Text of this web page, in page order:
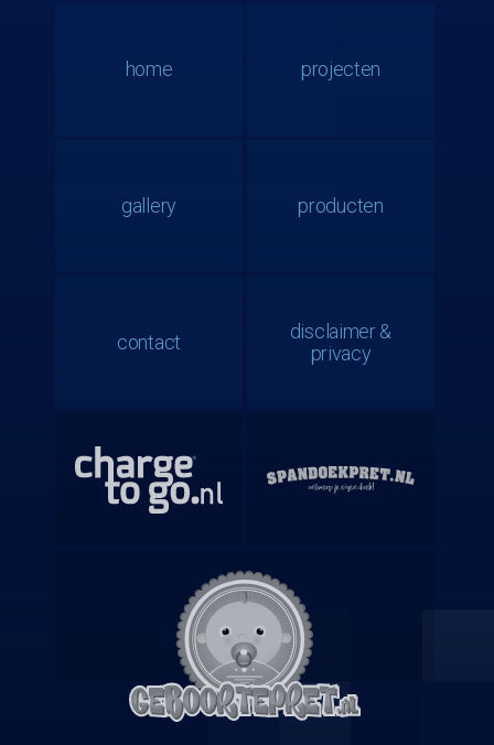
home projecten
gallery producten
contact
disclaimer &
privacy